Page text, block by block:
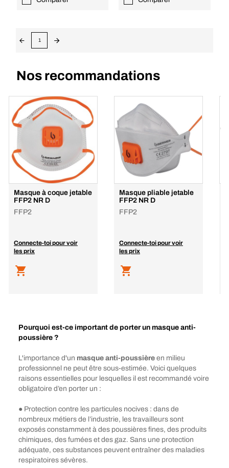
1
Nos recommandations
Masque à coque jetable
FFP2 NR D
FFP2
Connecte-toi pour voir
les prix
Masque pliable jetable
FFP2 NR D
FFP2
Connecte-toi pour voir
les prix
Pourquoi est-ce important de porter un masque anti-
poussière ?
L'importance d'un masque anti-poussière en milieu
professionnel ne peut être sous-estimée. Voici quelques
raisons essentielles pour lesquelles il est recommandé voire
obligatoire d’en porter un :
● Protection contre les particules nocives : dans de
nombreux métiers de l’industrie, les travailleurs sont
exposés constamment à des poussières fines, des produits
chimiques, des fumées et des gaz. Sans une protection
adéquate, ces substances peuvent entraîner des maladies
respiratoires sévères.